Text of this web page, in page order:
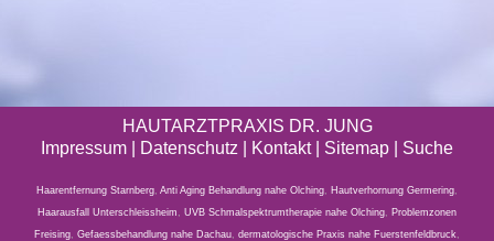
HAUTARZTPRAXIS DR. JUNG
Impressum
Datenschutz | Kontakt | Sitemap Suche
Haarentfernung Starnberg, Anti Aging Behandlung nahe Olching, Hautverhornung Germering,
Haarausfall Unterschleissheim , UVB Schmalspektrumtherapie nahe Olching, Problemzonen
Freising, Gefaessbehandlung nahe Dachau, dermatologische Praxis nahe Fuerstenfeldbruck,